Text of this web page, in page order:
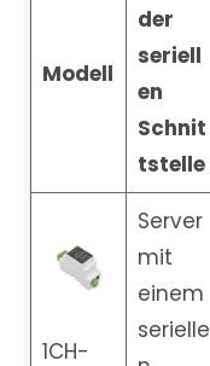
Modell
der
seriell
en
Schnit
tstelle
1CH-
Server
mit
einem
serielle